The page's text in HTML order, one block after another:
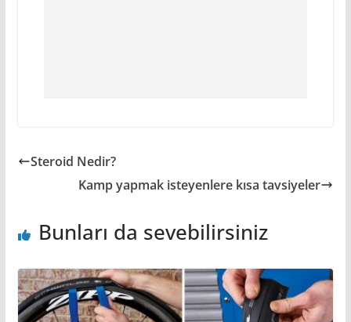
Steroid Nedir?
Kamp yapmak isteyenlere kısa tavsiyeler
Bunları da sevebilirsiniz